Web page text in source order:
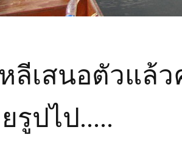
เสนอตัวแล้ว
รูปไป.....